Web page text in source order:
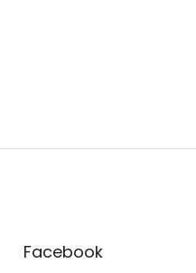
Facebook